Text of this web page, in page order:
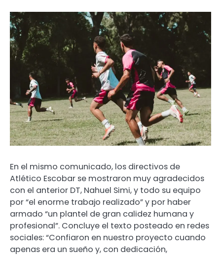
En el mismo comunicado, los directivos de
Atlético Escobar se mostraron muy agradecidos
con el anterior DT, Nahuel Simi, y todo su equipo
por “el enorme trabajo realizado” y por haber
armado “un plantel de gran calidez humana y
profesional”. Concluye el texto posteado en redes
sociales: “Confiaron en nuestro proyecto cuando
apenas era un sueño y, con dedicación,